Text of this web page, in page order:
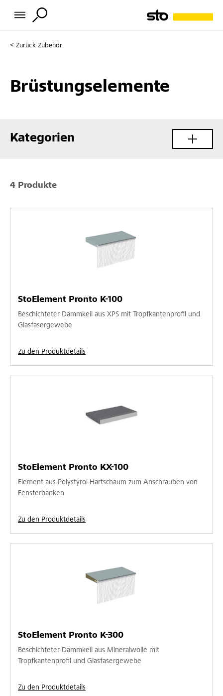
Zurück Zubehör
Brüstungselemente
Kategorien
4 Produkte
StoElement Pronto K-100
Beschichteter Dämmkeil aus XPS mit Tropfkantenprofil und
Glasfasergewebe
Zu den Produktdetails
StoElement Pronto KX-100
Element aus Polystyrol-Hartschaum zum Anschrauben von
Fensterbänken
Zu den Produktdetails
StoElement Pronto K-300
Beschichteter Dämmkeil aus Mineralwolle mit
Tropfkantenprofil und Glasfasergewebe
Zu den Produktdetails